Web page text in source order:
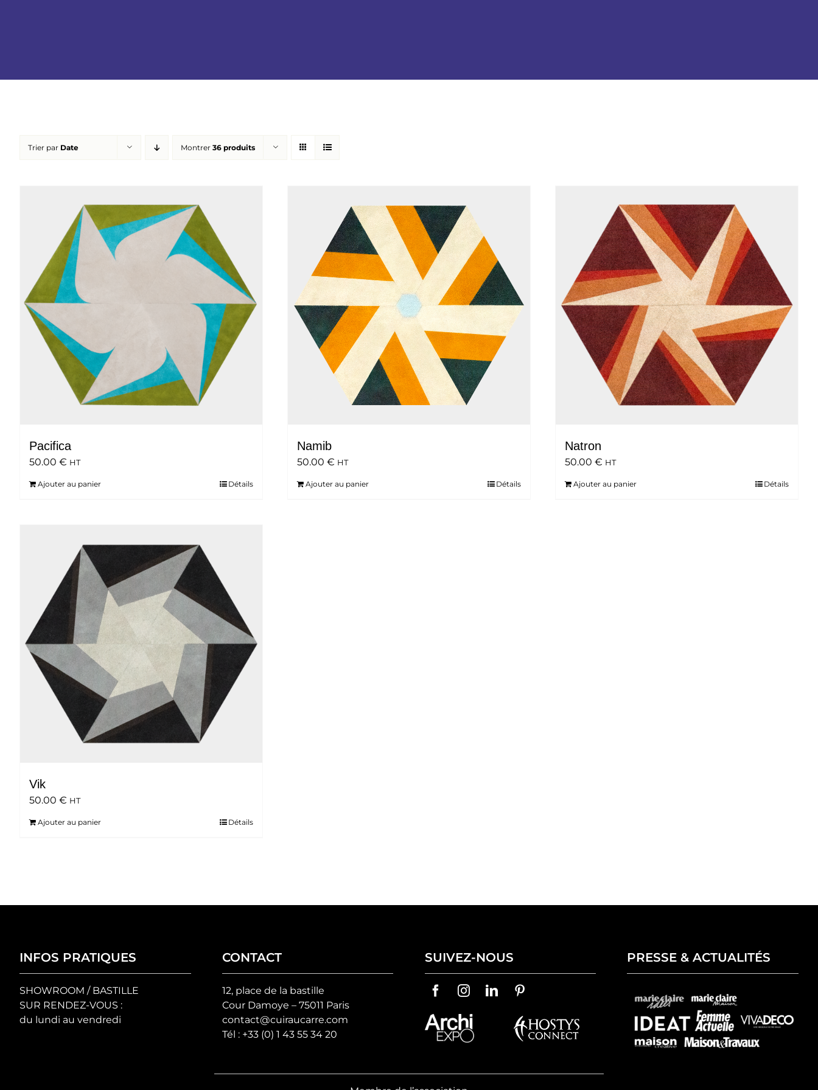
Trier par Date Montrer 36 produits
Pacifica
50.00 € HT
Ajouter au panier Détails
Namib
50.00 € HT
Ajouter au panier Détails
Natron
50.00 € HT
Ajouter au panier Détails
Vik
50.00 € HT
Ajouter au panier Détails
INFOS PRATIQUES
SHOWROOM / BASTILLE
SUR RENDEZ-VOUS :
du lundi au vendredi
CONTACT
12, place de la bastille
Cour Damoye – 75011 Paris
contact@cuiraucarre.com
Tél : +33 (0) 1 43 55 34 20
SUIVEZ-NOUS PRESSE & ACTUALITÉS